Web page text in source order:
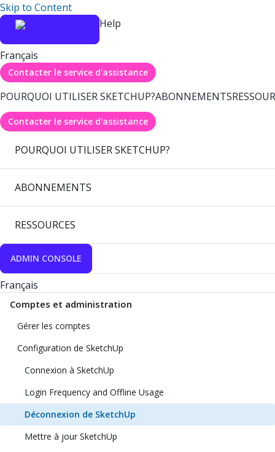
Skip to Content
Help
Français
Contacter le service d'assistance
POURQUOI UTILISER SKETCHUP?ABONNEMENTS
Contacter le service d'assistance
POURQUOI UTILISER SKETCHUP?
ABONNEMENTS
RESSOURCES
ADMIN CONSOLE
Français
Comptes et administration
Gérer les comptes
Configuration de SketchUp
Connexion à SketchUp
Login Frequency and Offline Usage
Déconnexion de SketchUp
Mettre à jour SketchUp